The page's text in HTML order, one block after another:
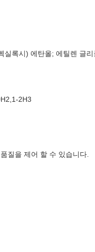
록시) 에탄올; 에틸렌 글
2H3
질을 제어 할 수 있습니다.